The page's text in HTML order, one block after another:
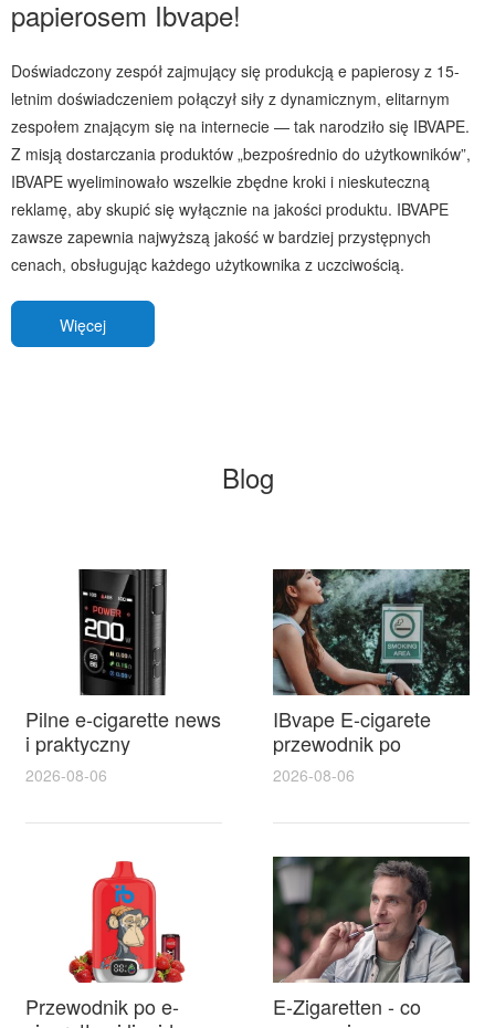
papierosem Ibvape!
Doświadczony zespół zajmujący się produkcją e papierosy z 15-
letnim doświadczeniem połączył siły z dynamicznym, elitarnym
zespołem znającym się na internecie — tak narodziło się IBVAPE.
Z misją dostarczania produktów „bezpośrednio do użytkowników”,
IBVAPE wyeliminowało wszelkie zbędne kroki i nieskuteczną
reklamę, aby skupić się wyłącznie na jakości produktu. IBVAPE
zawsze zapewnia najwyższą jakość w bardziej przystępnych
cenach, obsługując każdego użytkownika z uczciwością.
Więcej
Blog
Pilne e-cigarette news
i praktyczny
przewodnik po e
jednorazowe dla
2026-08-06
IBvape E-cigarete
przewodnik po
modelach i
najlepsze oferty
siemianowice na
każdą kieszeń
2026-08-06
Przewodnik po e-
E-Zigaretten - co